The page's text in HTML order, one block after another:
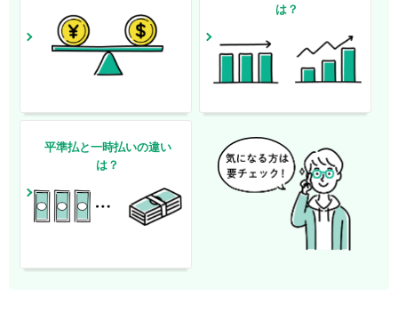
は？
平準払と一時払いの違い
は？